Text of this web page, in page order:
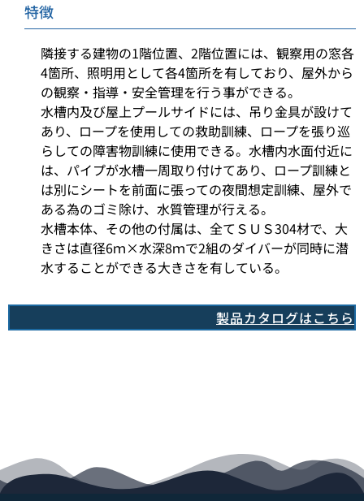
特徴
隣接する建物の1階位置、2階位置には、観察用の窓各
4箇所、照明用として各4箇所を有しており、屋外から
の観察・指導・安全管理を行う事ができる。
水槽内及び屋上プールサイドには、吊り金具が設けて
あり、ロープを使用しての救助訓練、ロープを張り巡
らしての障害物訓練に使用できる。水槽内水面付近に
は、パイプが水槽一周取り付けてあり、ロープ訓練と
は別にシートを前面に張っての夜間想定訓練、屋外で
ある為のゴミ除け、水質管理が行える。
水槽本体、その他の付属は、全てＳＵＳ304材で、大
きさは直径6ｍ×水深8ｍで2組のダイバーが同時に潜
水することができる大きさを有している。
製品カタログはこちら